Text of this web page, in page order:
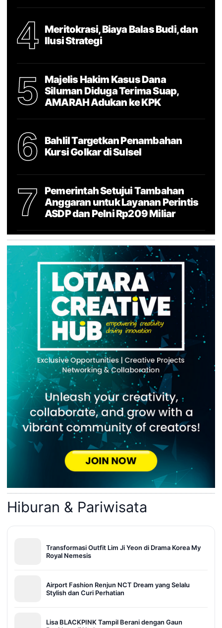
4
Meritokrasi, Biaya Balas Budi, dan
Ilusi Strategi
5
Majelis Hakim Kasus Dana
Siluman Diduga Terima Suap,
AMARAH Adukan ke KPK
6
Bahlil Targetkan Penambahan
Kursi Golkar di Sulsel
7
Pemerintah Setujui Tambahan
Anggaran untuk Layanan Perintis
ASDP dan Pelni Rp209 Miliar
Hiburan & Pariwisata
Transformasi Outfit Lim Ji Yeon di Drama Korea My
Royal Nemesis
Airport Fashion Renjun NCT Dream yang Selalu
Stylish dan Curi Perhatian
Lisa BLACKPINK Tampil Berani dengan Gaun